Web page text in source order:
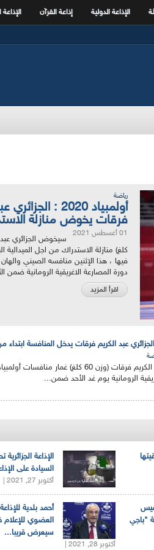
الإذاعة الدولية إذاعة القرآن الإذاعة
رياضة
أولمبياد 2020 :
فرقات يخوض منازلة
01 أغسطس 2021
كلغ) منازلة الاستدراك من اجل الميدالية
فيها ، هذا الإثنين منافسه الصيني
دورة المصارعة الاغريقية الرومانية ضمن
اقرأ المزيد
عبد الكريم فرقات يدخل المنافسة ابتداء
الرومانية يوم غد الأحد ضمن...
السيادة على
أكتوبر 27, 2021 |
أحمد بلدية
العضوي للإعلام
سيعرض قريبا...
أكتوبر 28, 2021 |
"باجي